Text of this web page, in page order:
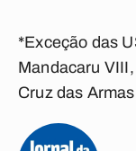
*Exceção das
Mandacaru
Cruz das